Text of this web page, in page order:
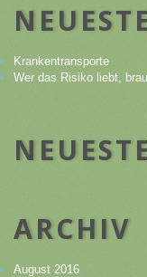
Krankentransporte
Wer das Risiko liebt,
ARCHIV
August 2016